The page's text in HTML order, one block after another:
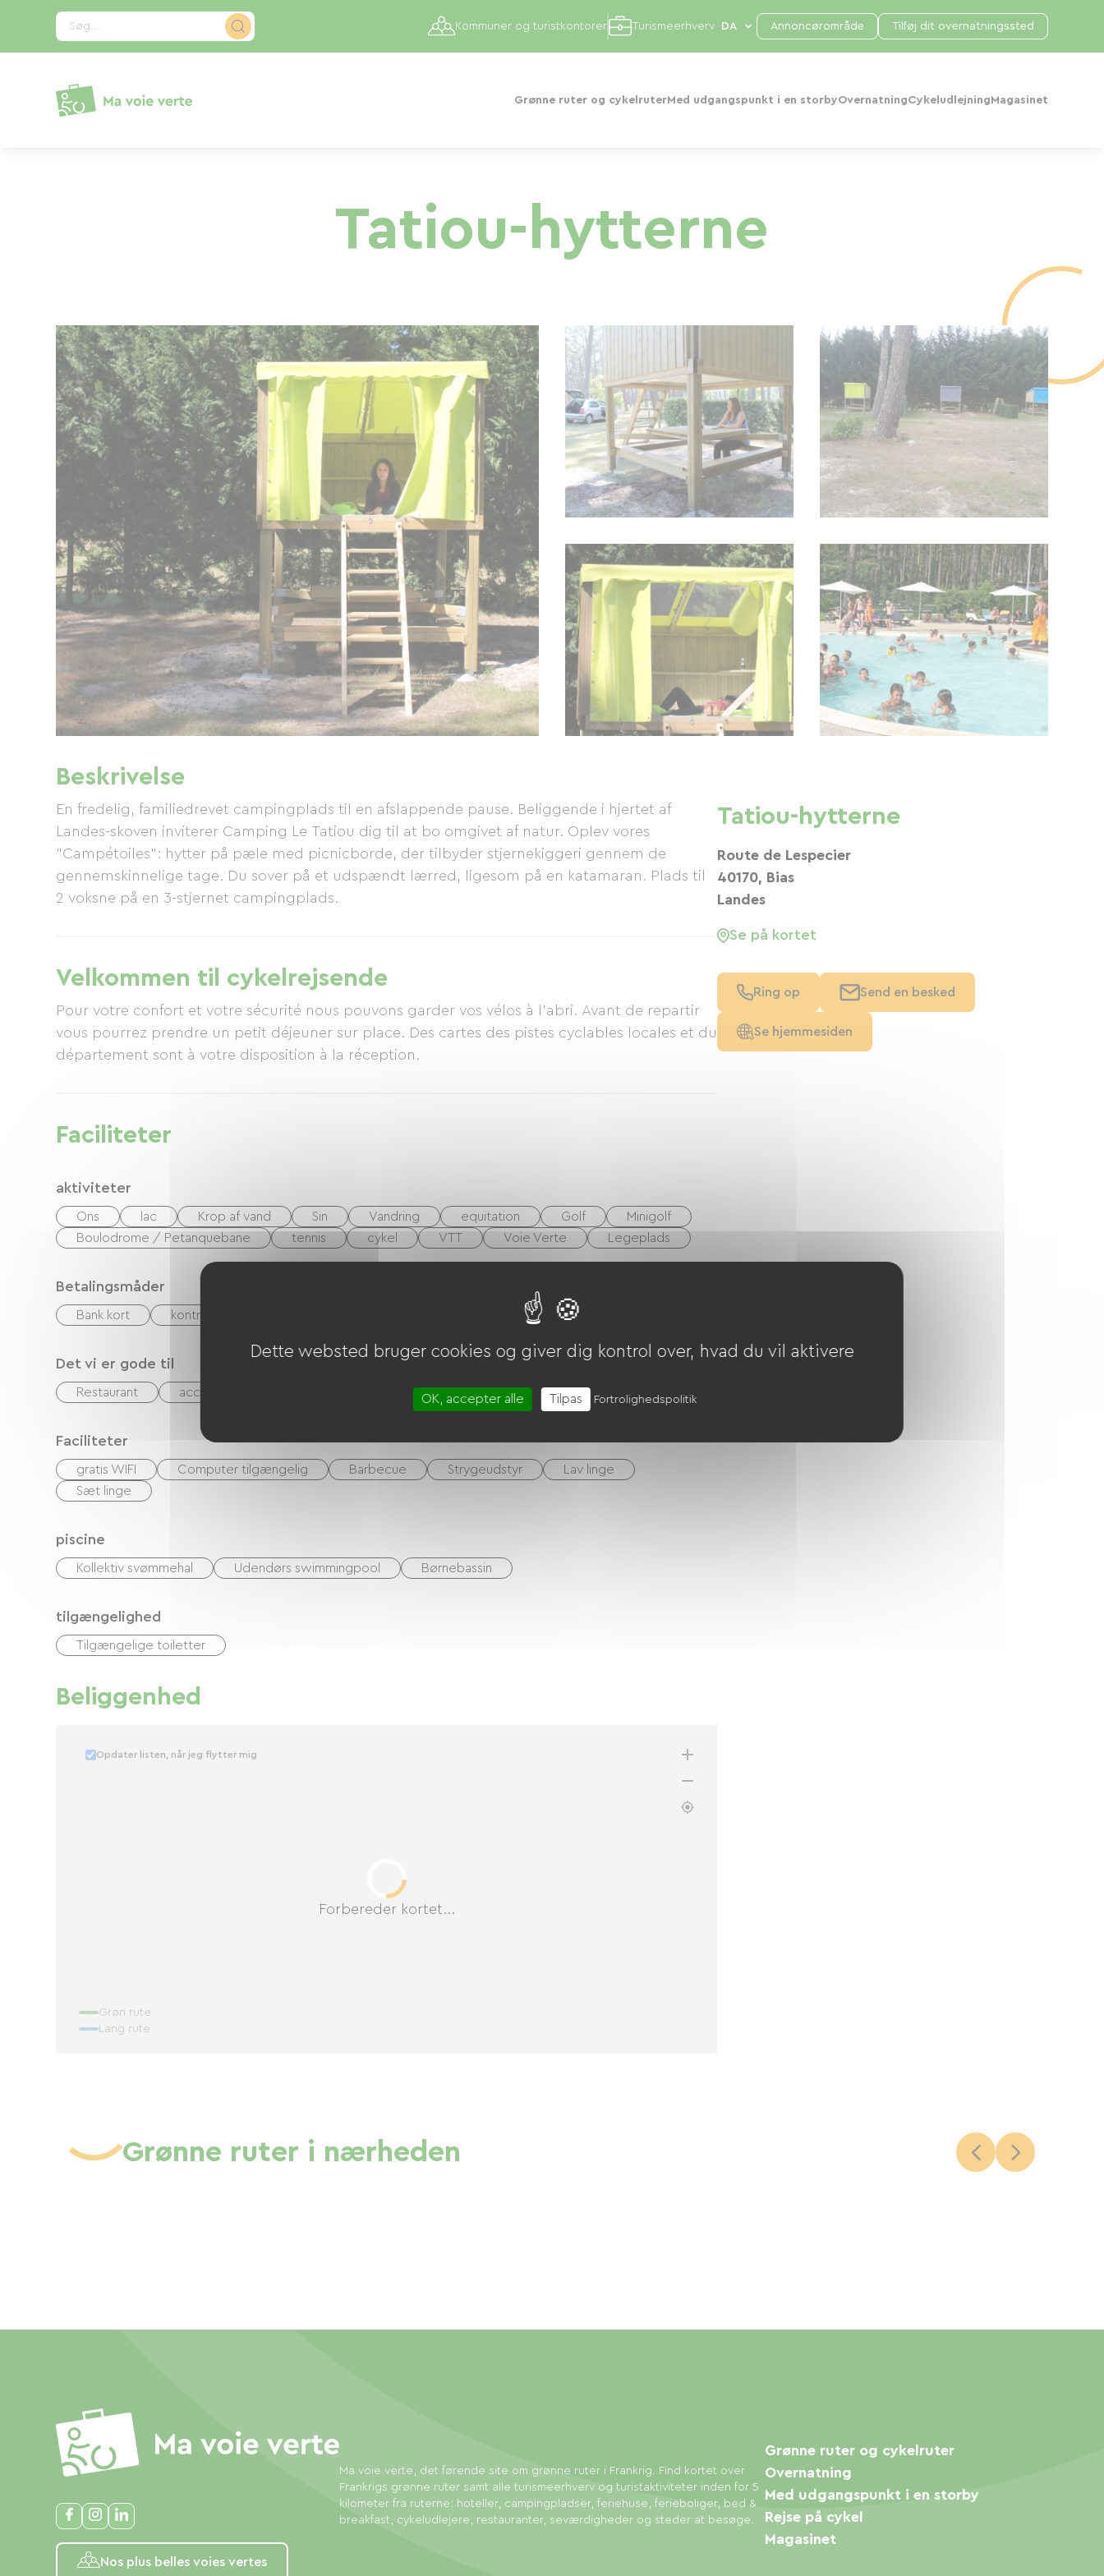
Søg...
Grønne ruter og cykelruterMed udgangspunkt i en storbyOvernatningCykeludlejning Magasinet
Kommuner og turistkontorer Turismeerhverv Annoncørområde Tilføj dit overnatningssted
Tatiou-hytterne
Beskrivelse
En fredelig, familiedrevet campingplads til en afslappende pause. Beliggende i hjertet af
Landes-skoven inviterer Camping Le Tatiou dig til at bo omgivet af natur. Oplev vores
"Campétoiles": hytter på pæle med picnicborde, der tilbyder stjernekiggeri gennem de
gennemskinnelige tage. Du sover på et udspændt lærred, ligesom på en katamaran. Plads til
2 voksne på en 3-stjernet campingplads.
Velkommen til cykelrejsende
Pour votre confort et votre sécurité nous pouvons garder vos vélos à l'abri. Avant de repartir
vous pourrez prendre un petit déjeuner sur place. Des cartes des pistes cyclables locales et du
département sont à votre disposition à la réception.
Faciliteter
aktiviteter
Ons lac Krop af vand Sin Vandring equitation Golf
Minigolf
Boulodrome / Petanquebane
tennis cykel VTT Voie Verte Legeplads
Betalingsmåder
Bank kort kontrol
Det vi er gode til
Restaurant accepterede dyr
Faciliteter
gratis WIFI Computer tilgængelig Barbecue Strygeudstyr
Lav linge
Sæt linge
piscine
Kollektiv svømmehal Udendørs swimmingpool Børnebassin
tilgængelighed
Tilgængelige toiletter
Beliggenhed
Forbereder kortet...
Opdater listen, når jeg flytter mig
Grøn rute
Lang rute
Tatiou-hytterne
Route de Lespecier
40170, Bias
Landes
Se på kortet
Ring op Send en besked
Se hjemmesiden
Grønne ruter i nærheden
Nos plus belles voies vertes
Ma voie verte, det førende site om grønne ruter i Frankrig. Find kortet over
Frankrigs grønne ruter samt alle turismeerhverv og turistaktiviteter inden for 5
kilometer fra ruterne: hoteller, campingpladser, feriehuse, ferieboliger, bed &
breakfast, cykeludlejere, restauranter, seværdigheder og steder at besøge.
Grønne ruter og cykelruter
Overnatning
Med udgangspunkt i en storby
Rejse på cykel
Magasinet
CCookie-styringspanel
Dette websted bruger cookies og giver dig kontrol over, hvad du vil aktivere
OK, accepter alle Tilpas Fortrolighedspolitik